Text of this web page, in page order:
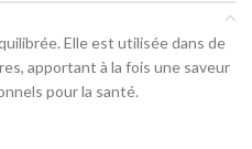
Elle est utilisée dans de
apportant à la fois une saveur
pour la santé.